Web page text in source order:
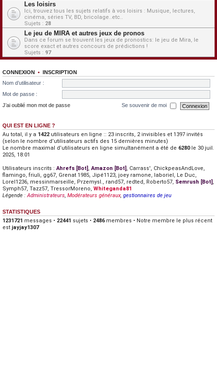
Les loisirs
Ici, trouvez tous les sujets relatifs à vos loisirs : Musique, lectures,
cinéma, séries TV, BD, bricolage..etc..
Sujets : 28
Le jeu de MIRA et autres jeux de pronos
Dans ce forum se trouvent les jeux de pronostics: le jeu de Mira, le
score exact et autres concours de prédictions !
Sujets : 97
CONNEXION • INSCRIPTION
Nom d’utilisateur :
Mot de passe :
J’ai oublié mon mot de passe
Se souvenir de moi
QUI EST EN LIGNE ?
Au total, il y a 1422 utilisateurs en ligne :: 23 inscrits, 2 invisibles et 1397 invités
(selon le nombre d’utilisateurs actifs des 15 dernières minutes)
Le nombre maximal d’utilisateurs en ligne simultanément a été de 6280le 30 juil.
2025, 18:01
Utilisateurs inscrits : Ahrefs [Bot] , Amazon [Bot] , Carrass', ChickpeasAndLove,
flamingo, friuli, gg67, Grenat 1985, Jipé1123, joey ramone, laboriel, Le Duc,
Lorel1236, messinmarseille, Przemysl., rand57, redted, Roberto57, Semrush [Bot] ,
Symph57, Tazz57, TressorMoreno, Whiteganda81
Légende :Administrateurs, Modérateurs généraux, gestionnaires de jeu
STATISTIQUES
1231721 messages • 22441 sujets • 2486membres • Notre membre le plus récent
est jayjay1307